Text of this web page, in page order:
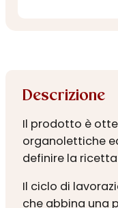
Descrizione
Il prodotto è
organolettiche
definire la
Il ciclo di
che abbina una